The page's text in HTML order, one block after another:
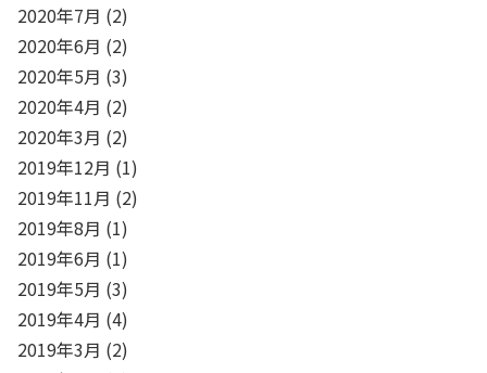
2020年7月 (2)
2020年6月 (2)
2020年5月 (3)
2020年4月 (2)
2020年3月 (2)
2019年12月 (1)
2019年11月 (2)
2019年8月 (1)
2019年6月 (1)
2019年5月 (3)
2019年4月 (4)
2019年3月 (2)